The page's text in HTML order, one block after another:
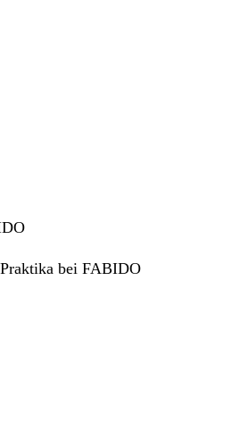
bei FABIDO